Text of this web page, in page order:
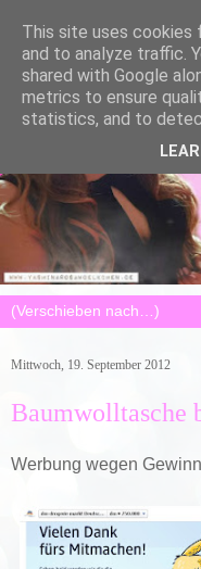
Mittwoch, 19. September 2012
Baumwolltasche
Werbung wegen Gewinn
This site uses cookies
and to analyze traffic.
shared with Google
metrics to ensure
statistics, and to